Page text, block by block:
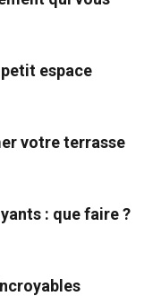
espace
votre terrasse
: que faire ?